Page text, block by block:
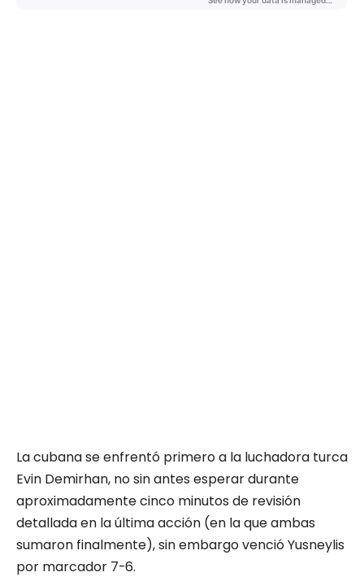
La cubana se enfrentó primero a la luchadora turca
Evin Demirhan, no sin antes esperar durante
aproximadamente cinco minutos de revisión
detallada en la última acción (en la que ambas
sumaron finalmente), sin embargo venció Yusneylis
por marcador 7-6.